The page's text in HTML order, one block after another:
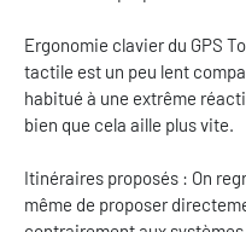
Ergonomie clavier du GPS
tactile est un peu lent
habitué à une extrême
bien que cela aille plus vite.
Itinéraires proposés : On
même de proposer